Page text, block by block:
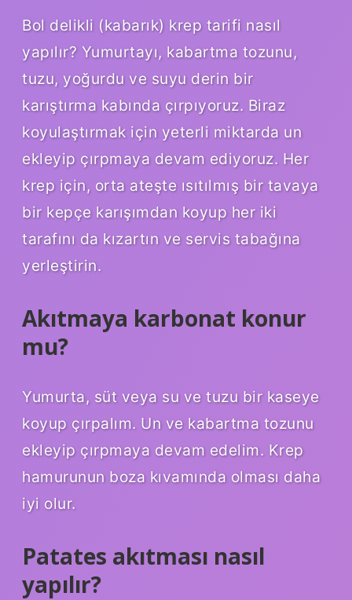
Bol delikli (kabarık) krep tarifi nasıl
yapılır? Yumurtayı, kabartma tozunu,
tuzu, yoğurdu ve suyu derin bir
karıştırma kabında çırpıyoruz. Biraz
koyulaştırmak için yeterli miktarda un
ekleyip çırpmaya devam ediyoruz. Her
krep için, orta ateşte ısıtılmış bir tavaya
bir kepçe karışımdan koyup her iki
tarafını da kızartın ve servis tabağına
yerleştirin.
Akıtmaya karbonat konur
mu?
Yumurta, süt veya su ve tuzu bir kaseye
koyup çırpalım. Un ve kabartma tozunu
ekleyip çırpmaya devam edelim. Krep
hamurunun boza kıvamında olması daha
iyi olur.
Patates akıtması nasıl
yapılır?